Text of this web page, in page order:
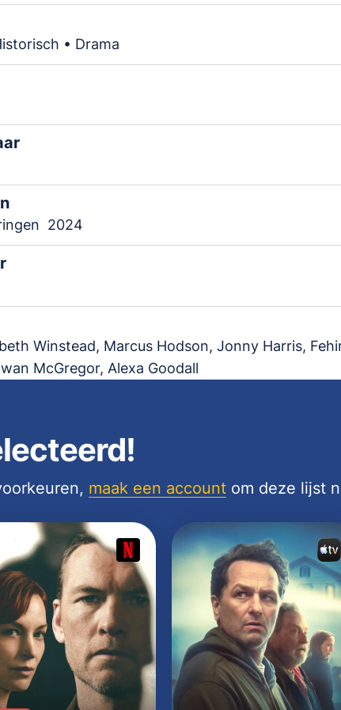
• Drama
2024
Winstead, Marcus Hodson, Jonny Harris,
McGregor, Alexa Goodall
maak een account om deze lijst